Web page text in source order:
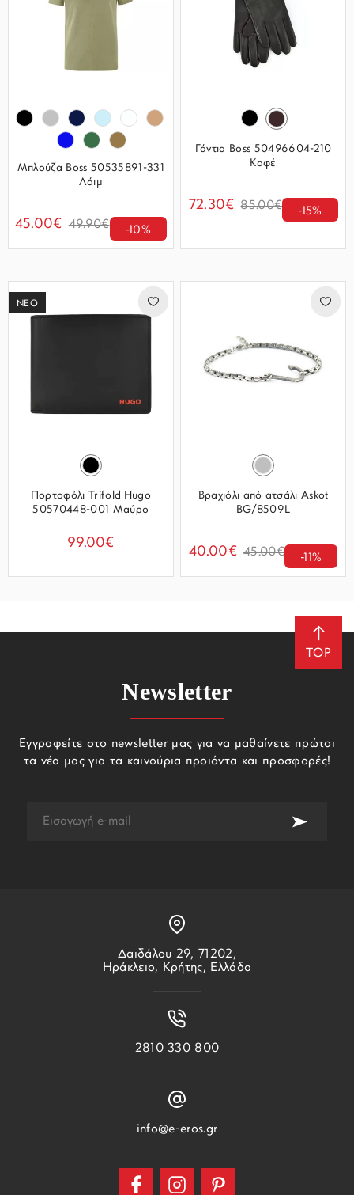
Μπλούζα Boss 50535891-331
Λάιμ
45.00€ 49.90€ -10%
Γάντια Boss 50496604-210
Καφέ
72.30€ 85.00€ -15%
ΝΕΟ
Πορτοφόλι Trifold Hugo
50570448-001 Μαύρο
99.00€
Βραχιόλι από ατσάλι Askot
BG/8509L
40.00€ 45.00€ -11%
TOP
Δαιδάλου 29, 71202,
Ηράκλειο, Κρήτης, Ελλάδα
2810 330 800
info@e-eros.gr
Newsletter
Εγγραφείτε στο newsletter μας για να μαθαίνετε πρώτοι
τα νέα μας για τα καινούρια προιόντα και προσφορές!